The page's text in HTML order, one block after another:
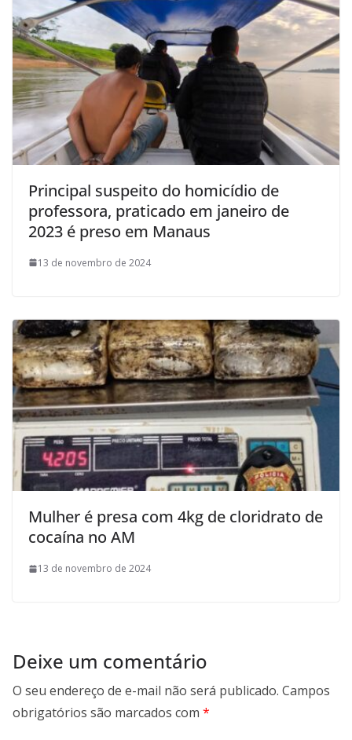
Principal suspeito do homicídio de
professora, praticado em janeiro de
2023 é preso em Manaus
13 de novembro de 2024
Mulher é presa com 4kg de cloridrato de
cocaína no AM
13 de novembro de 2024
Deixe um comentário
O seu endereço de e-mail não será publicado. Campos
obrigatórios são marcados com *